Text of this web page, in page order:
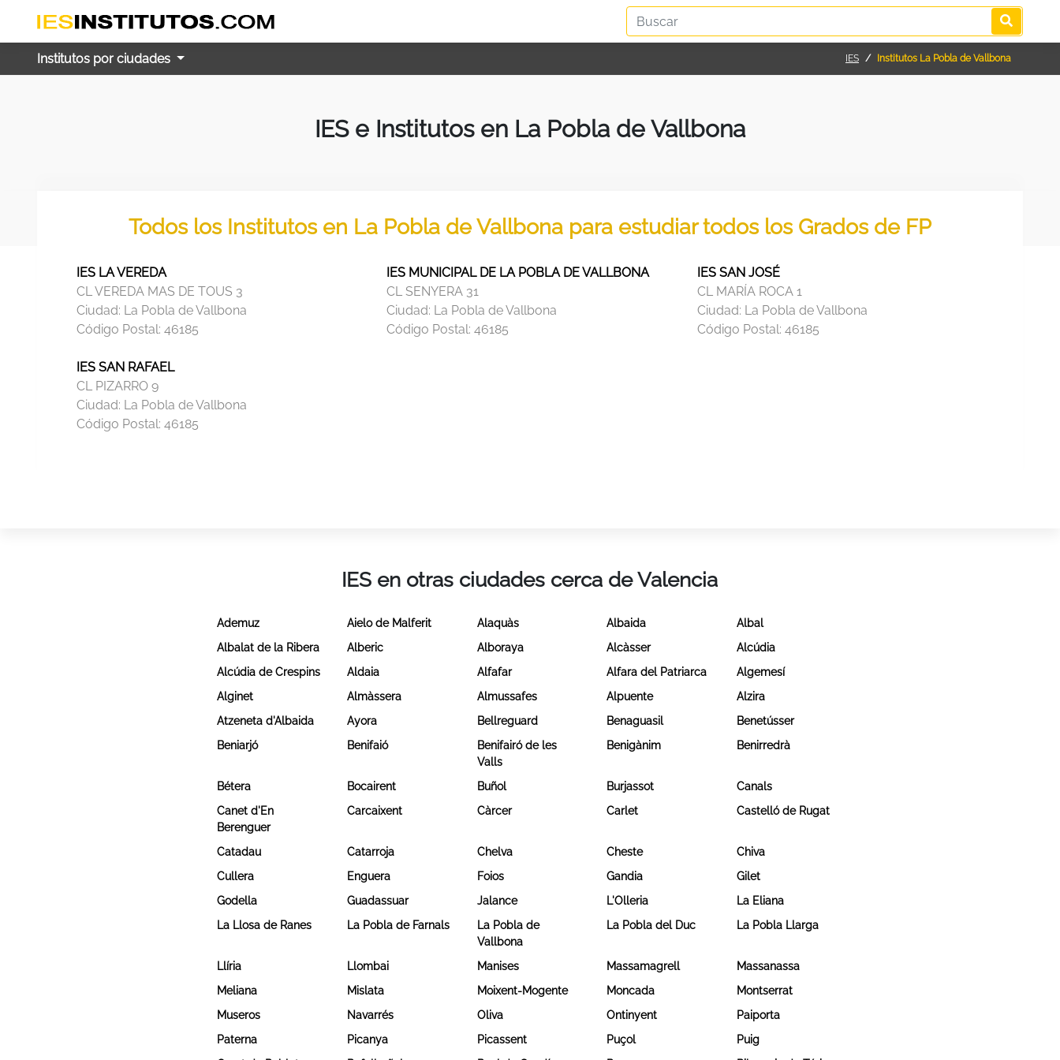
Institutos por ciudades IES Institutos La Pobla de Vallbona
IES e Institutos en La Pobla de Vallbona
Todos los Institutos en La Pobla de Vallbona para estudiar todos los Grados de FP
IES LA VEREDA
CL VEREDA MAS DE TOUS 3
Ciudad: La Pobla de Vallbona
Código Postal: 46185
IES MUNICIPAL DE LA POBLA DE VALLBONA
CL SENYERA 31
Ciudad: La Pobla de Vallbona
Código Postal:46185
IES SAN JOSÉ
CL MARÍA ROCA 1
Ciudad: La Pobla de Vallbona
Código Postal: 46185
IES SAN RAFAEL
CL PIZARRO 9
Ciudad: La Pobla de Vallbona
Código Postal: 46185
IES en otras ciudades cerca de Valencia
Ademuz Aielo de Malferit Alaquàs Albaida
Albal
Albalat de la Ribera
Alberic Alboraya Alcàsser
Alcúdia
Alcúdia de Crespins
Aldaia Alfafar Alfara del Patriarca
Algemesí
Alginet
Almàssera Almussafes Alpuente
Alzira
Atzeneta d'Albaida
Ayora Bellreguard Benaguasil
Benetússer
Beniarjó
Benifaió
Benifairó de les
Valls
Benigànim Benirredrà
Bétera Bocairent Buñol Burjassot
Canals
Canet d'En
Berenguer
Carcaixent Càrcer Carlet Castelló de Rugat
Catadau Catarroja Chelva Cheste
Chiva
Cullera
Enguera Foios Gandia
Gilet
Godella
Guadassuar Jalance L'Olleria
La Eliana
La Llosa de Ranes
La Pobla de Farnals
La Pobla de
Vallbona
La Pobla del Duc La Pobla Llarga
Llíria Llombai Manises Massamagrell
Massanassa
Meliana
Mislata Moixent-Mogente Moncada
Montserrat
Museros
Navarrés Oliva Ontinyent
Paiporta
Paterna
Picanya Picassent Puçol
Puig